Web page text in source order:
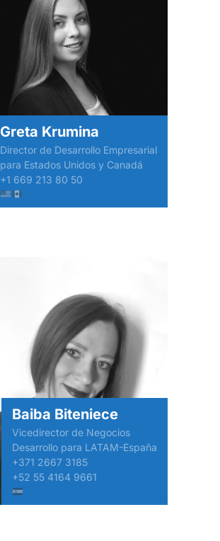
Greta Krumina
Director de Desarrollo Empresarial
para Estados Unidos y Canadá
+1 669 213 80 50
Baiba Biteniece
Vicedirector de Negocios
Desarrollo para LATAM-España
+371 2667 3185
+52 55 4164 9661